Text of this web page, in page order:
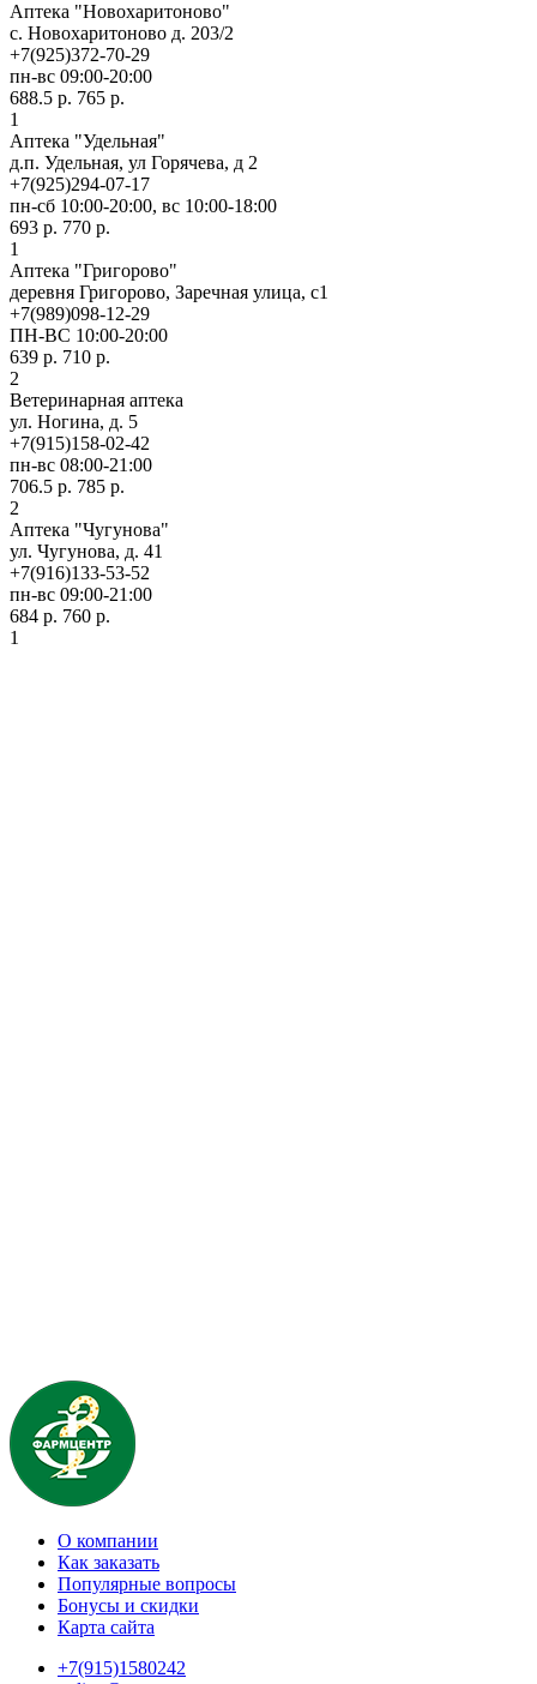
Аптека "Новохаритоново"
c. Новохаритоново д. 203/2
+7(925)372-70-29
пн-вс 09:00-20:00
688.5 р. 765 р.
1
Аптека "Удельная"
д.п. Удельная, ул Горячева, д 2
+7(925)294-07-17
пн-сб 10:00-20:00, вс 10:00-18:00
693 р. 770 р.
1
Аптека "Григорово"
деревня Григорово, Заречная улица, с1
+7(989)098-12-29
ПН-ВС 10:00-20:00
639 р. 710 р.
2
Ветеринарная аптека
ул. Ногина, д. 5
+7(915)158-02-42
пн-вс 08:00-21:00
706.5 р. 785 р.
2
Аптека "Чугунова"
ул. Чугунова, д. 41
+7(916)133-53-52
пн-вс 09:00-21:00
684 р. 760 р.
1
О компании
Как заказать
Популярные вопросы
Бонусы и скидки
Карта сайта
+7(915)1580242